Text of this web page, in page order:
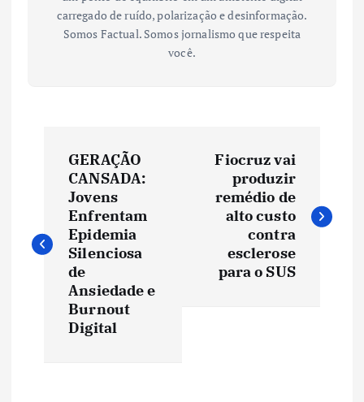
carregado de ruído, polarização e desinformação.
Somos Factual. Somos jornalismo que respeita
você.
v
e
GERAÇÃO
CANSADA:
Jovens
Enfrentam
Epidemia
Silenciosa
de
Ansiedade e
Burnout
Digital
Fiocruz vai
produzir
remédio de
alto custo
contra
esclerose
para o SUS